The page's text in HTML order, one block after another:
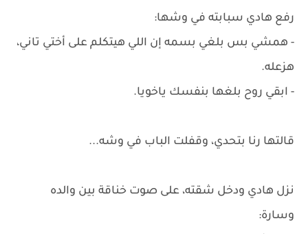
رفع هادي سبابته في وشها:
- همشي بس بلغي بسمه إن اللي هيتكلم على أختي تاني،
هزعله.
- ابقي روح بلغها بنفسك ياخويا.
قالتها رنا بتحدي، وقفلت الباب في وشه...
نزل هادي ودخل شقته، على صوت خناقة بين والده
وسارة: